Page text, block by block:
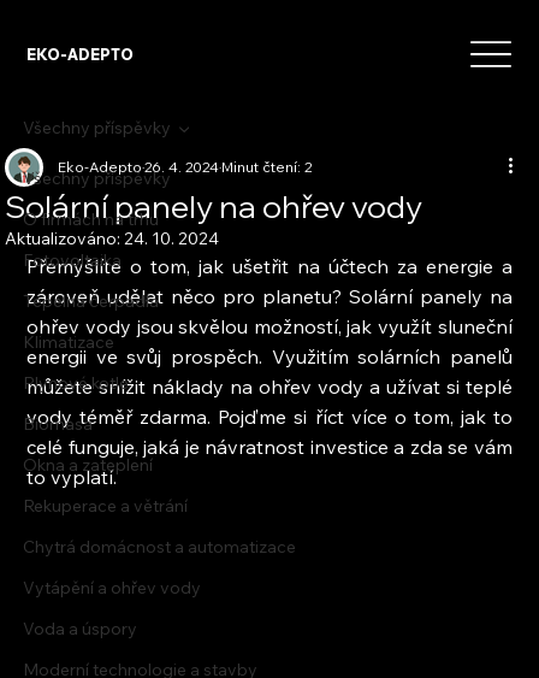
EKO-ADEPTO
Všechny příspěvky
O firmách na trhu
Fotovoltaika
Tepelná čerpadla
Klimatizace
Plynové kotle
Biomasa
Okna a zateplení
Rekuperace a větrání
Chytrá domácnost a automatizace
Vytápění a ohřev vody
Voda a úspory
Moderní technologie a stavby
Všechny příspěvky
Solární panely na ohřev vody
Eko-Adepto26. 4. 2024Minut čtení: 2
Aktualizováno:24. 10. 2024
Přemýšlíte o tom, jak ušetřit na účtech za energie a
zároveň udělat něco pro planetu? Solární panely na
ohřev vody jsou skvělou možností, jak využít sluneční
energii ve svůj prospěch. Využitím solárních panelů
můžete snížit náklady na ohřev vody a užívat si teplé
vody téměř zdarma. Pojďme si říct více o tom, jak to
celé funguje, jaká je návratnost investice a zda se vám
to vyplatí.